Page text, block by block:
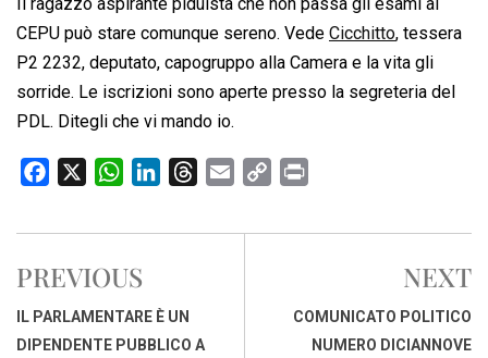
Il ragazzo aspirante piduista che non passa gli esami al
CEPU può stare comunque sereno. Vede Cicchitto, tessera
P2 2232, deputato, capogruppo alla Camera e la vita gli
sorride. Le iscrizioni sono aperte presso la segreteria del
PDL. Ditegli che vi mando io.
c
b
o
o
W
a
s
A
p
n
d
r
s
a
p
i
PREVIOUS
IL PARLAMENTARE È UN
DIPENDENTE PUBBLICO A
NEXT
COMUNICATO POLITICO
NUMERO DICIANNOVE